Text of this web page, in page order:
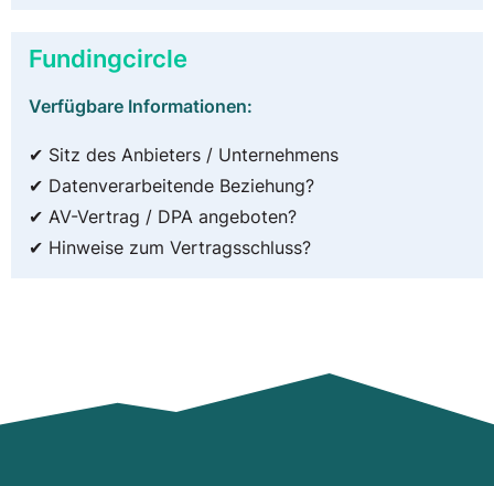
Fundingcircle
Verfügbare Informationen:
✔ Sitz des Anbieters / Unternehmens
✔ Datenverarbeitende Beziehung?
✔ AV-Vertrag / DPA angeboten?
✔ Hinweise zum Vertragsschluss?